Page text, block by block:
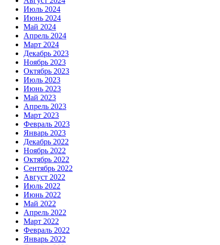
Июль 2024
Июнь 2024
Май 2024
Апрель 2024
Март 2024
Декабрь 2023
Ноябрь 2023
Октябрь 2023
Июль 2023
Июнь 2023
Май 2023
Апрель 2023
Март 2023
Февраль 2023
Январь 2023
Декабрь 2022
Ноябрь 2022
Октябрь 2022
Сентябрь 2022
Август 2022
Июль 2022
Июнь 2022
Май 2022
Апрель 2022
Март 2022
Февраль 2022
Январь 2022